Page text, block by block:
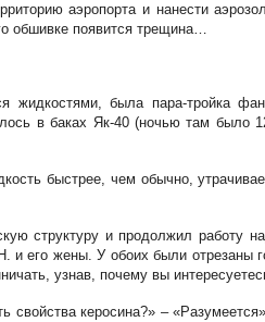
аэропорта и нанести
обшивке появится трещина…
была пара-тройка
в баках Як-40 (ночью там было
быстрее, чем обычно,
структуру и продолжил работу
его жены. У обоих были отрезаны
узнав, почему вы
керосина?» –